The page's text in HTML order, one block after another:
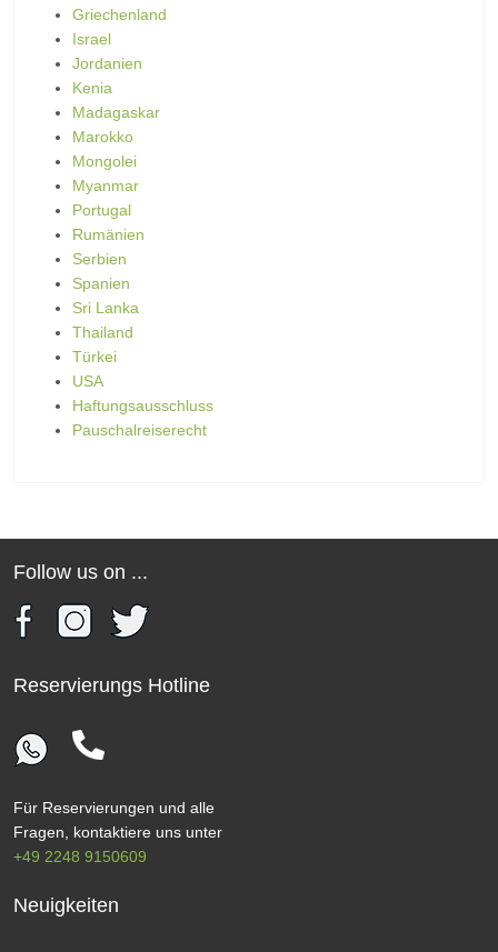
Griechenland
Israel
Jordanien
Kenia
Madagaskar
Marokko
Mongolei
Myanmar
Portugal
Rumänien
Serbien
Spanien
Sri Lanka
Thailand
Türkei
USA
Haftungsausschluss
Pauschalreiserecht
Follow us on ...
Reservierungs Hotline
Für Reservierungen und alle
Fragen, kontaktiere uns unter
+49 2248 9150609
Neuigkeiten